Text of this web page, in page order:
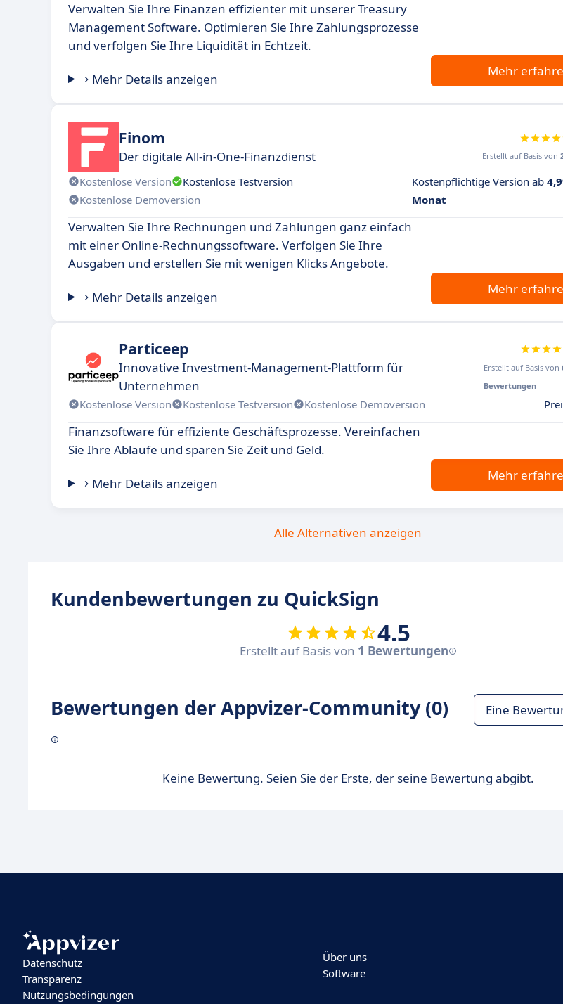
Verwalten Sie Ihre Finanzen effizienter mit unserer Treasury
Management Software. Optimieren Sie Ihre Zahlungsprozesse
und verfolgen Sie Ihre Liquidität in Echtzeit.
Mehr Details anzeigen
Mehr
Finom
Der digitale All-in-One-Finanzdienst Erstellt auf Basis von
Kostenlose Version
Kostenlose Testversion
Kostenlose Demoversion
Kostenpflichtige Version ab
Monat
Verwalten Sie Ihre Rechnungen und Zahlungen ganz einfach
mit einer Online-Rechnungssoftware. Verfolgen Sie Ihre
Ausgaben und erstellen Sie mit wenigen Klicks Angebote.
Mehr Details anzeigen
Mehr
Particeep
Innovative Investment-Management-Plattform für
Unternehmen
Erstellt auf Basis von
Bewertungen
Kostenlose Version Kostenlose Testversion Kostenlose Demoversion
Finanzsoftware für effiziente Geschäftsprozesse. Vereinfachen
Sie Ihre Abläufe und sparen Sie Zeit und Geld.
Mehr Details anzeigen
Mehr
Alle Alternativen anzeigen
Kundenbewertungen zu QuickSign
4.5
Erstellt auf Basis von 1 Bewertungen
Bewertungen der Appvizer-Community (0) Eine
Keine Bewertung. Seien Sie der Erste, der seine Bewertung abgibt.
Datenschutz
Transparenz
Nutzungsbedingungen
Über uns
Software